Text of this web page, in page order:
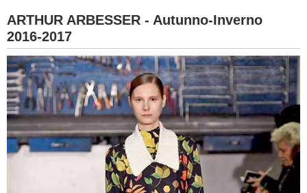
ARTHUR ARBESSER - Autunno-Inverno
2016-2017